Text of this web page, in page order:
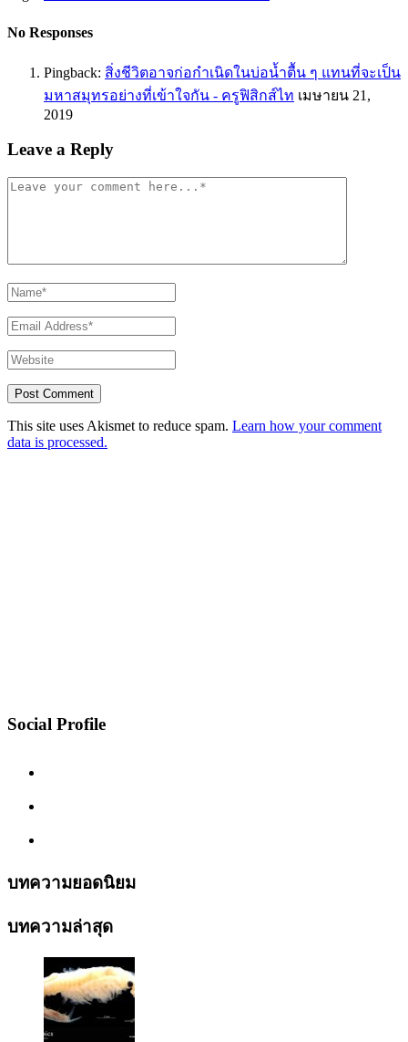
No Responses
Pingback: สิ่งชีวิตอาจก่อกำเนิดในบ่อน้ำตื้น ๆ แทนที่จะเป็น
มหาสมุทรอย่างที่เข้าใจกัน - ครูฟิสิกส์ไท เมษายน 21,
2019
Leave a Reply
This site uses Akismet to reduce spam. Learn how your comment
data is processed.
Social Profile
บทความยอดนิยม
บทความล่าสุด